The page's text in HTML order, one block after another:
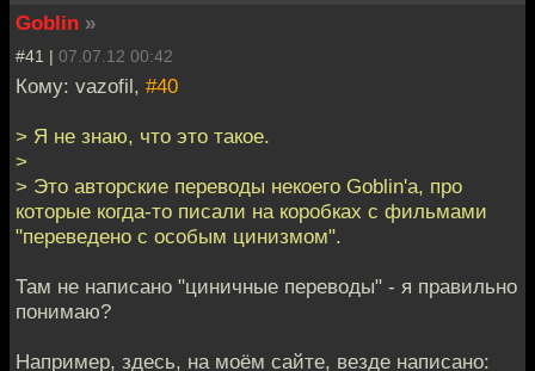
Goblin »
#41 | 07.07.12 00:42
Кому: vazofil, #40
> Я не знаю, что это такое.
>
> Это авторские переводы некоего Goblin'а, про
которые когда-то писали на коробках с фильмами
"переведено с особым цинизмом".
Там не написано "циничные переводы" - я правильно
понимаю?
Например, здесь, на моём сайте, везде написано: